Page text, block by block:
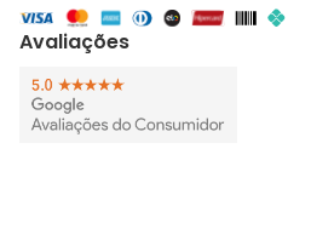
Avaliações